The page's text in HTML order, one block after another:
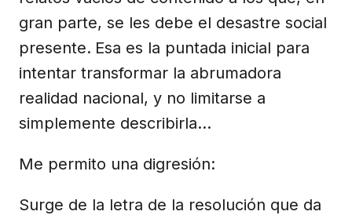
gran parte, se les debe el desastre social
presente. Esa es la puntada inicial para
intentar transformar la abrumadora
realidad nacional, y no limitarse a
simplemente describirla…
Me permito una digresión:
Surge de la letra de la resolución que da